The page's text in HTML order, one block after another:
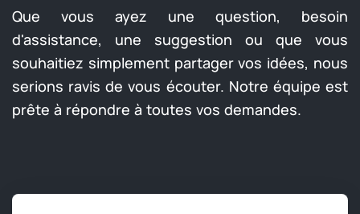
Que vous ayez une question, besoin
d'assistance, une suggestion ou que vous
souhaitiez simplement partager vos idées, nous
serions ravis de vous écouter. Notre équipe est
prête à répondre à toutes vos demandes.